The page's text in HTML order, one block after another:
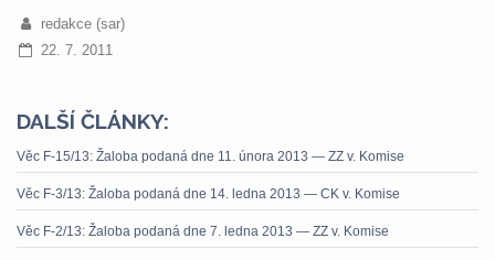
redakce (sar)
22. 7. 2011
DALŠÍ ČLÁNKY:
Věc F-15/13: Žaloba podaná dne 11. února 2013 — ZZ v. Komise
Věc F-3/13: Žaloba podaná dne 14. ledna 2013 — CK v. Komise
Věc F-2/13: Žaloba podaná dne 7. ledna 2013 — ZZ v. Komise